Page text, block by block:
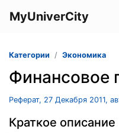
MyUniverCity
Категории Экономика
Финансовое
Реферат, 27 Декабря 2011,
Краткое описание